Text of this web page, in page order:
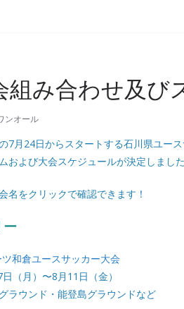
組み合わせ及び
ンオール
7月24日からスタートする石川県ユー
および大会スケジュールが決定しました
名をクリックで確認できます！
和倉ユースサッカー大会
（月）〜8月11日（金）
ラウンド・能登島グラウンドなど